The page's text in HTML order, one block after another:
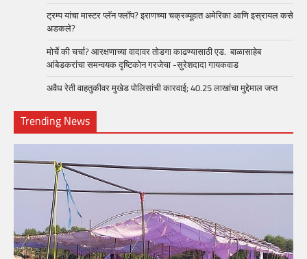
ट्रम्प यांचा मास्टर प्लॅन फ्लॉप? इराणच्या चक्रव्यूहात अमेरिका आणि इस्रायल कसे
अडकले?
मोर्चे की चर्चा? आरक्षणाच्या वादावर तोडगा काढण्यासाठी एड. बाळासाहेब
आंबेडकरांचा समन्वयक दृष्टिकोन गरजेचा -सुरेशदादा गायकवाड
अवैध रेती वाहतुकीवर मुखेड पोलिसांची कारवाई; 40.25 लाखांचा मुद्देमाल जप्त
Trending News